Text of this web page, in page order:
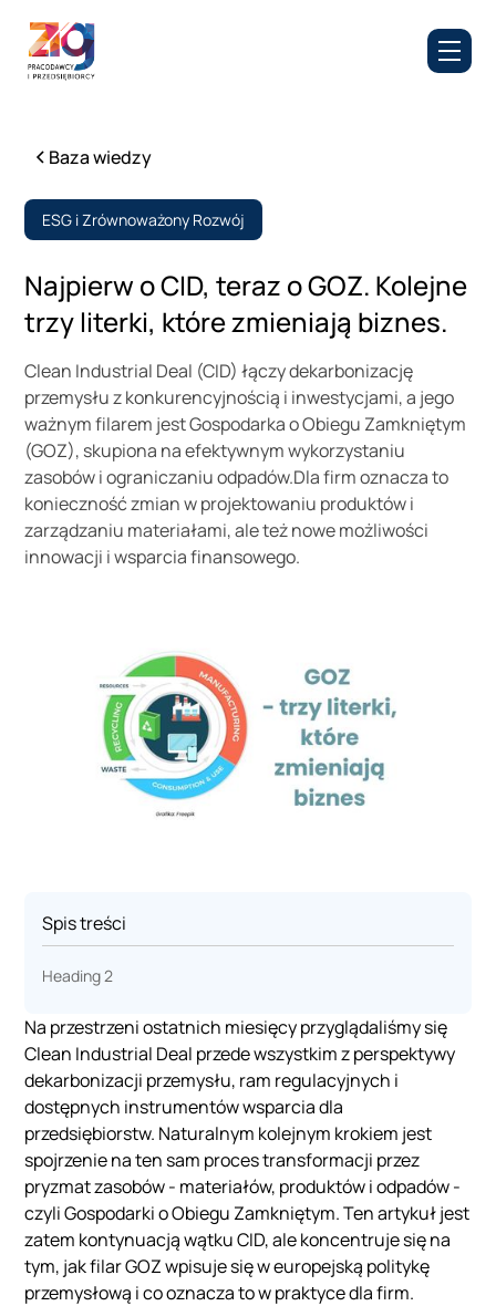
Baza wiedzy
ESG i Zrównoważony Rozwój
Najpierw o CID, teraz o GOZ. Kolejne
trzy literki, które zmieniają biznes.
Clean Industrial Deal (CID) łączy dekarbonizację
przemysłu z konkurencyjnością i inwestycjami, a jego
ważnym filarem jest Gospodarka o Obiegu Zamkniętym
(GOZ), skupiona na efektywnym wykorzystaniu
zasobów i ograniczaniu odpadów.Dla firm oznacza to
konieczność zmian w projektowaniu produktów i
zarządzaniu materiałami, ale też nowe możliwości
innowacji i wsparcia finansowego.
Spis treści
Heading 2
Na przestrzeni ostatnich miesięcy przyglądaliśmy się
Clean Industrial Deal przede wszystkim z perspektywy
dekarbonizacji przemysłu, ram regulacyjnych i
dostępnych instrumentów wsparcia dla
przedsiębiorstw. Naturalnym kolejnym krokiem jest
spojrzenie na ten sam proces transformacji przez
pryzmat zasobów - materiałów, produktów i odpadów -
czyli Gospodarki o Obiegu Zamkniętym. Ten artykuł jest
zatem kontynuacją wątku CID, ale koncentruje się na
tym, jak filar GOZ wpisuje się w europejską politykę
przemysłową i co oznacza to w praktyce dla firm.